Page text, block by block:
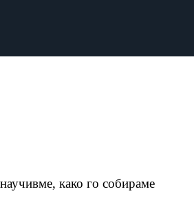
како го собираме